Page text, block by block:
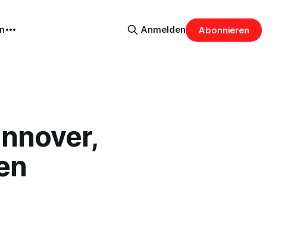
Anmelden Abonnieren